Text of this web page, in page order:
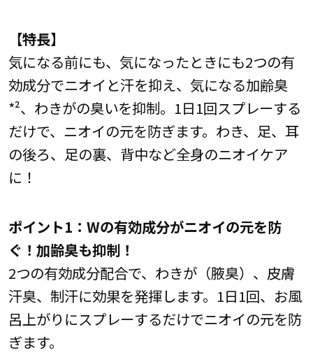
【特長】
気になる前にも、気になったときにも2つの有
効成分でニオイと汗を抑え、気になる加齢臭
*²、わきがの臭いを抑制。1日1回スプレーする
だけで、ニオイの元を防ぎます。わき、足、耳
の後ろ、足の裏、背中など全身のニオイケア
に！
ポイント1：Wの有効成分がニオイの元を防
ぐ！加齢臭も抑制！
2つの有効成分配合で、わきが（腋臭）、皮膚
汗臭、制汗に効果を発揮します。1日1回、お風
呂上がりにスプレーするだけでニオイの元を防
ぎます。